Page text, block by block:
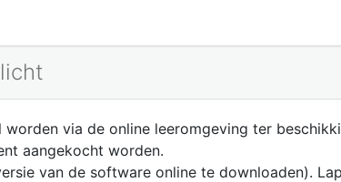
via de online leeromgeving ter
aangekocht worden.
van de software online te downloaden).